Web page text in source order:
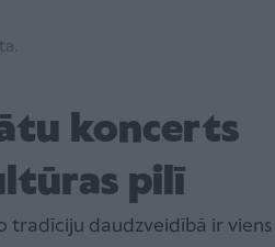
koncerts
pilī
tradīciju daudzveidībā ir viens